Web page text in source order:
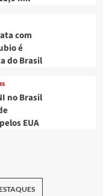
com
é
do Brasil
no Brasil
EUA